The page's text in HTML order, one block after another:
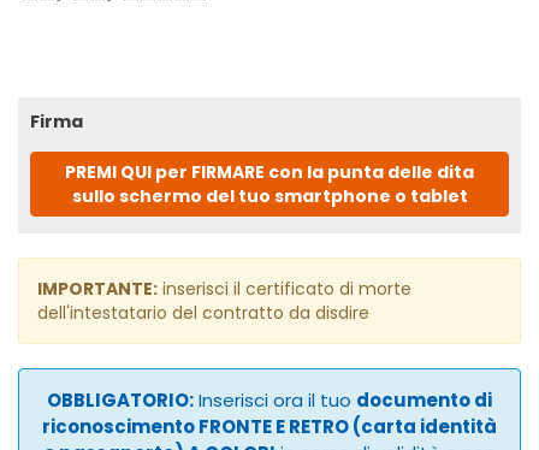
Firma
PREMI QUI per FIRMARE con la punta delle dita
sullo schermo del tuo smartphone o tablet
IMPORTANTE: inserisci il certificato di morte
dell'intestatario del contratto da disdire
OBBLIGATORIO:Inserisci ora il tuo documento di
riconoscimento FRONTE E RETRO (carta identità